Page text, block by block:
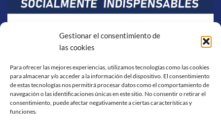
Gestionar el consentimiento de
las cookies
Para ofrecer las mejores experiencias, utilizamos tecnologías como las cookies
para almacenar y/o acceder a la información del dispositivo. El consentimiento
de estas tecnologías nos permitirá procesar datos como el comportamiento de
navegación o las identificaciones únicas en este sitio. No consentir o retirar el
consentimiento, puede afectar negativamente a ciertas características y
funciones.